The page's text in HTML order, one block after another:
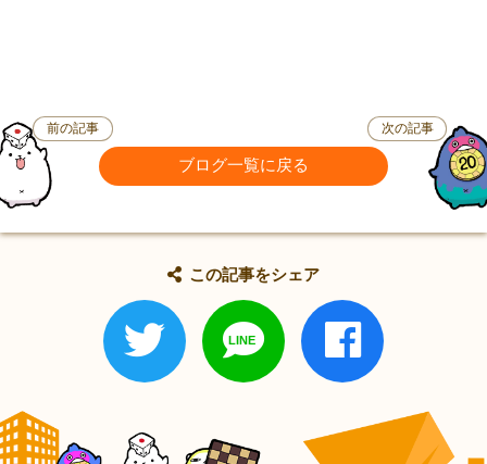
前の記事
ブログ一覧に戻る
次の記事
この記事をシェア